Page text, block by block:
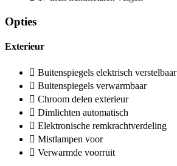
Opties
Exterieur
Buitenspiegels elektrisch verstelbaar
Buitenspiegels verwarmbaar
Chroom delen exterieur
Dimlichten automatisch
Elektronische remkrachtverdeling
Mistlampen voor
Verwarmde voorruit